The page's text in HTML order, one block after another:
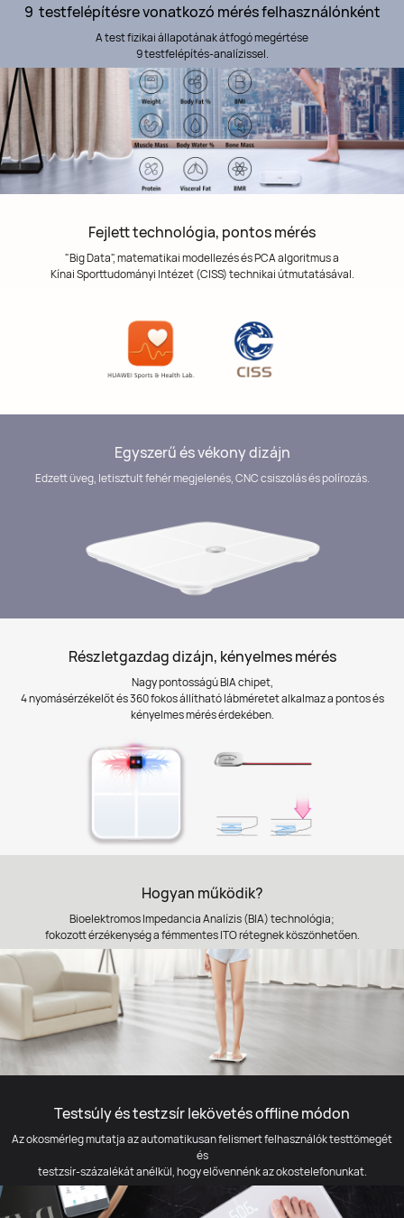
9 testfelépítésre vonatkozó mérés felhasználónként
A test fizikai állapotának átfogó megértése
9 testfelépítés-analízissel.
Fejlett technológia, pontos mérés
"Big Data", matematikai modellezés és PCA algoritmus a
Kínai Sporttudományi Intézet (CISS) technikai útmutatásával.
Egyszerű és vékony dizájn
Edzett üveg, letisztult fehér megjelenés, CNC csiszolás és polírozás.
Részletgazdag dizájn, kényelmes mérés
Nagy pontosságú BIA chipet,
4 nyomásérzékelőt és 360 fokos állítható lábméretet alkalmaz a pontos és
kényelmes mérés érdekében.
Hogyan működik?
Bioelektromos Impedancia Analízis (BIA) technológia;
fokozott érzékenység a fémmentes ITO rétegnek köszönhetően.
Testsúly és testzsír lekövetés offline módon
Az okosmérleg mutatja az automatikusan felismert felhasználók testtömegét
és
testzsír-százalékát anélkül, hogy elővennénk az okostelefonunkat.